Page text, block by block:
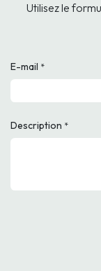
Utilisez le
E-mail *
Description *